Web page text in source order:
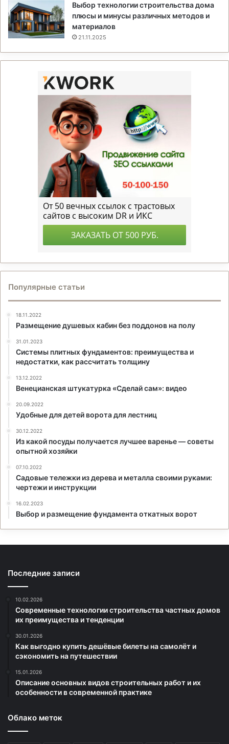
Выбор технологии строительства дома
плюсы и минусы различных методов и
материалов
21.11.2025
Популярные статьи
18.11.2022
Размещение душевых кабин без поддонов на полу
31.01.2023
Системы плитных фундаментов: преимущества и
недостатки, как рассчитать толщину
13.12.2022
Венецианская штукатурка «Сделай сам»: видео
20.09.2022
Удобные для детей ворота для лестниц
30.12.2022
Из какой посуды получается лучшее варенье — советы
опытной хозяйки
07.10.2022
Садовые тележки из дерева и металла своими руками:
чертежи и инструкции
16.02.2023
Выбор и размещение фундамента откатных ворот
Последние записи
10.02.2026
Современные технологии строительства частных домов
их преимущества и тенденции
30.01.2026
Как выгодно купить дешёвые билеты на самолёт и
сэкономить на путешествии
15.01.2026
Описание основных видов строительных работ и их
особенности в современной практике
Облако меток